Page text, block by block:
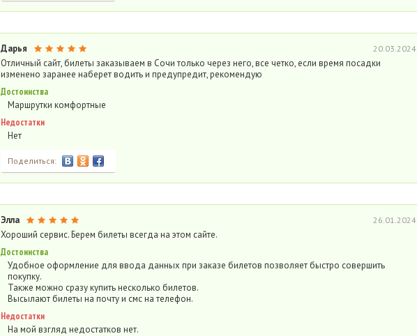
Дарья 20.03.2024
Отличный сайт, билеты заказываем в Сочи только через него, все четко, если время посадки
изменено заранее наберет водить и предупредит, рекомендую
Достоинства
Маршрутки комфортные
Недостатки
Нет
Поделиться:
Элла 26.01.2024
Хороший сервис. Берем билеты всегда на этом сайте.
Достоинства
Удобное оформление для ввода данных при заказе билетов позволяет быстро совершить
покупку.
Также можно сразу купить несколько билетов.
Высылают билеты на почту и смс на телефон.
Недостатки
На мой взгляд недостатков нет.